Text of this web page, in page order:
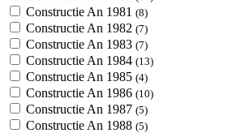
Constructie An 1981 (8)
Constructie An 1982 (7)
Constructie An 1983 (7)
Constructie An 1984 (13)
Constructie An 1985 (4)
Constructie An 1986 (10)
Constructie An 1987 (5)
Constructie An 1988 (5)